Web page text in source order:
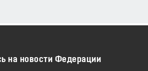
на новости Федерации